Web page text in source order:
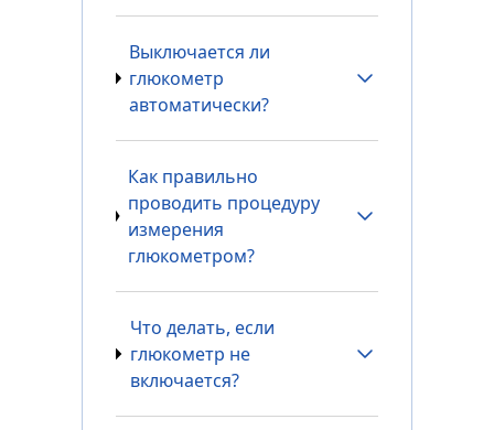
Выключается ли
глюкометр
автоматически?
Как правильно
проводить процедуру
измерения
глюкометром?
Что делать, если
глюкометр не
включается?